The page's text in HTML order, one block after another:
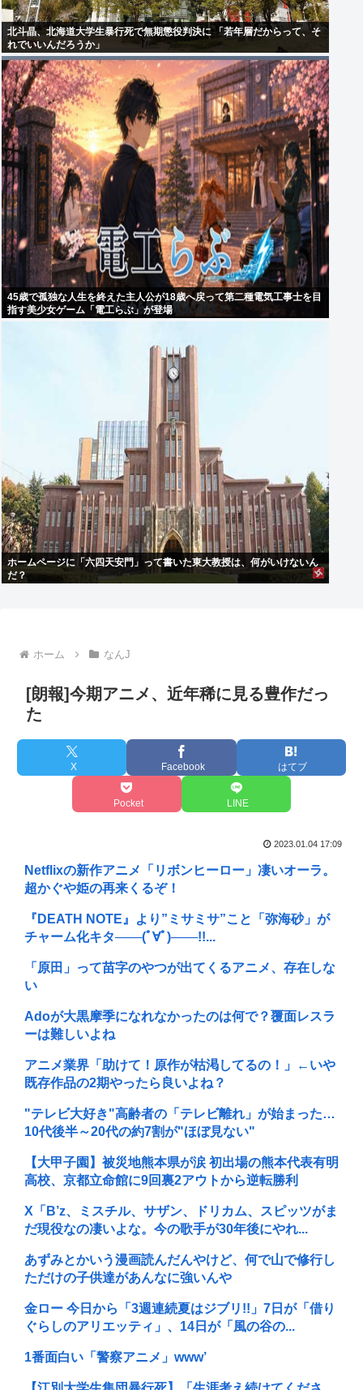
北斗晶、北海道大学生暴行死で無期懲役判決に 「若年層だからって、そ
れでいいんだろうか」
45歳で孤独な人生を終えた主人公が18歳へ戻って第二種電気工事士を目
指す美少女ゲーム「電工らぶ」が登場
ホームページに「六四天安門」って書いた東大教授は、何がいけないん
だ？
ホーム なんJ
[朗報]今期アニメ、近年稀に見る豊作だっ
た
X Facebook はてブ
Pocket LINE
2023.01.04 17:09
Netflixの新作アニメ「リボンヒーロー」凄いオーラ。
超かぐや姫の再来くるぞ！
『DEATH NOTE』より”ミサミサ”こと「弥海砂」が
チャーム化キタ───(ﾟ∀ﾟ)───!!...
「原田」って苗字のやつが出てくるアニメ、存在しな
い
Adoが大黒摩季になれなかったのは何で？覆面レスラ
ーは難しいよね
アニメ業界「助けて！原作が枯渇してるの！」←いや
既存作品の2期やったら良いよね？
"テレビ大好き"高齢者の「テレビ離れ」が始まった…
10代後半～20代の約7割が"ほぼ見ない"
【大甲子園】被災地熊本県が涙 初出場の熊本代表有明
高校、京都立命館に9回裏2アウトから逆転勝利
X「B’z、ミスチル、サザン、ドリカム、スピッツがま
だ現役なの凄いよな。今の歌手が30年後にやれ...
あずみとかいう漫画読んだんやけど、何で山で修行し
ただけの子供達があんなに強いんや
金ロー 今日から「3週連続夏はジブリ!!」7日が「借り
ぐらしのアリエッティ」、14日が「風の谷の...
1番面白い「警察アニメ」www’